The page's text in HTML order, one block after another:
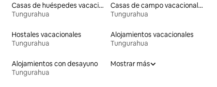
Casas de huéspedes vacacionales
Tungurahua
Casas de campo vacacionales
Tungurahua
Hostales vacacionales
Tungurahua
Alojamientos vacacionales
Tungurahua
Alojamientos con desayuno
Tungurahua
Mostrar más